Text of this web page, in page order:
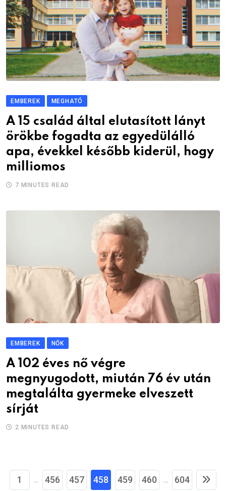
EMBEREK MEGHATÓ
A 15 család által elutasított lányt
örökbe fogadta az egyedülálló
apa, évekkel később kiderül, hogy
milliomos
7 MINUTES READ
EMBEREK NŐK
A 102 éves nő végre
megnyugodott, miután 76 év után
megtalálta gyermeke elveszett
sírját
2 MINUTES READ
1 ... 456 457 458 459 460 ... 604